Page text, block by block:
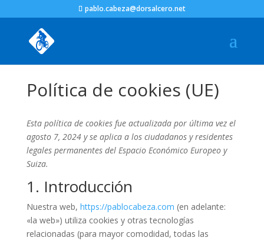
pablo.cabeza@dorsalcero.net
Política de cookies (UE)
Esta política de cookies fue actualizada por última vez el
agosto 7, 2024 y se aplica a los ciudadanos y residentes
legales permanentes del Espacio Económico Europeo y
Suiza.
1. Introducción
Nuestra web, https://pablocabeza.com (en adelante:
«la web») utiliza cookies y otras tecnologías
relacionadas (para mayor comodidad, todas las